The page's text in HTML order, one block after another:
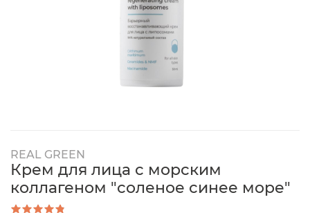
REAL GREEN
Крем для лица с морским
коллагеном "соленое синее море"